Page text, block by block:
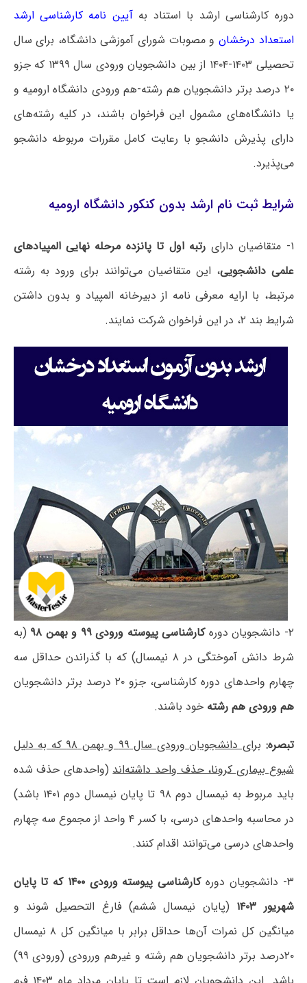
دوره کارشناسی ارشد با استناد بهآیین نامه کارشناسی ارشد
استعداد درخشان و مصوبات شورای آموزشی دانشگاه، برای سال
تحصیلی ۱۴۰۳-۱۴۰۴ از بین دانشجویان ورودی سال ۱۳۹۹ که جزو
۲۰ درصد برتر دانشجویان هم رشته-هم ورودی دانشگاه ارومیه و
یا دانشگاه‌های مشمول این فراخوان باشند، در کلیه رشته‌های
دارای پذیرش دانشجو با رعایت کامل مقررات مربوطه دانشجو
می‌پذیرد.
شرایط ثبت نام ارشد بدون کنکور دانشگاه ارومیه
۱- متقاضیان دارای
رتبه اول تا پانزده مرحله نهایی المپیادهای
علمی دانشجویی، این متقاضیان می‌توانند برای ورود به رشته
مرتبط، با ارایه معرفی نامه از دبیرخانه المپیاد و بدون داشتن
شرایط بند ۲، در این فراخوان شرکت نمایند.
۲- دانشجویان دوره کارشناسی پیوسته ورودی ۹۹ و بهمن ۹۸
(به
شرط دانش آموختگی در ۸ نیمسال) که با گذراندن حداقل سه
چهارم واحدهای دوره کارشناسی، جزو ۲۰ درصد برتر دانشجویان
هم ورودی هم رشته خود باشند.
تبصره:
برای دانشجویان ورودی سال ۹۹ و بهمن ۹۸ که به دلیل
شیوع بیماری کرونا، حذف واحد داشته‌اند(واحدهای حذف شده
باید مربوط به نیمسال دوم ۹۸ تا پایان نیمسال دوم ۱۴۰۱ باشد)
در محاسبه واحدهای درسی، با کسر ۴ واحد از مجموع سه چهارم
واحدهای درسی می‌توانند اقدام کنند.
۳- دانشجویان دوره
کارشناسی پیوسته ورودی ۱۴۰۰ که تا پایان
شهریور ۱۴۰۳
(پایان نیمسال ششم) فارغ التحصیل شوند و
میانگین کل نمرات آن‌ها حداقل برابر با میانگین کل ۸ نیمسال
۲۰درصد برتر دانشجویان هم رشته و غیرهم وررودی (ورودی ۹۹)